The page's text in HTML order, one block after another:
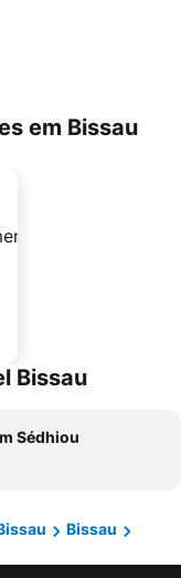
em Bissau
Bissau
Sédhiou
Bissau